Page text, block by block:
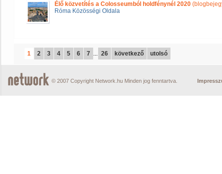
Élő közvetítés a Colosseumból holdfénynél 2020
Róma Közösségi Oldala
1 2 3 4 5 6 7 ... 26 következő utolsó
© 2007 Copyright Network.hu Minden jog fenntartva.